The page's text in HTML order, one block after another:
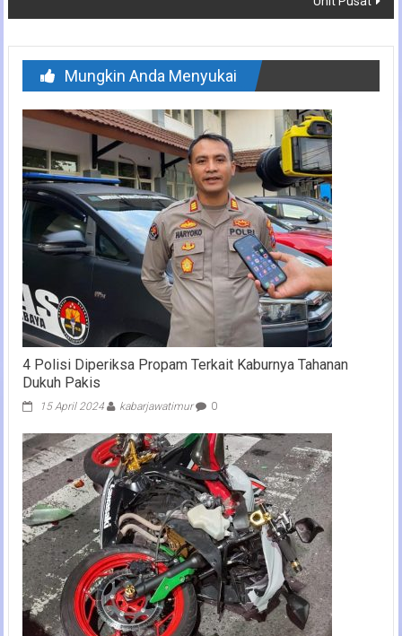
Mungkin Anda Menyukai
4 Polisi Diperiksa Propam Terkait Kaburnya Tahanan
Dukuh Pakis
15 April 2024 kabarjawatimur 0